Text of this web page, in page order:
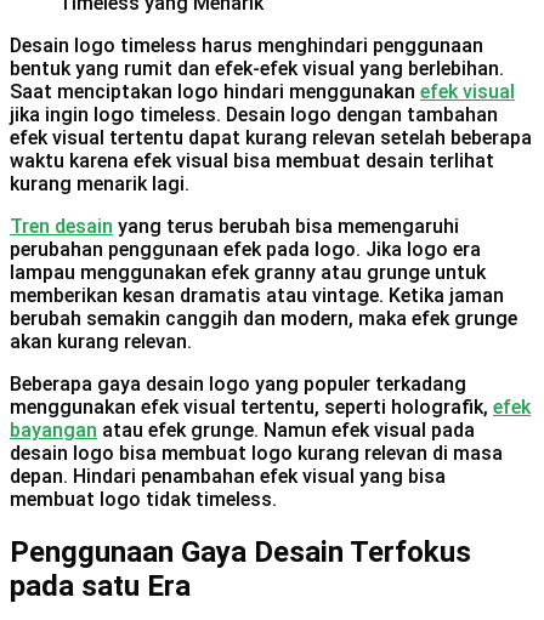
Desain logo timeless harus menghindari penggunaan
bentuk yang rumit dan efek-efek visual yang berlebihan.
Saat menciptakan logo hindari menggunakan efek visual
jika ingin logo timeless. Desain logo dengan tambahan
efek visual tertentu dapat kurang relevan setelah beberapa
waktu karena efek visual bisa membuat desain terlihat
kurang menarik lagi.
Tren desain yang terus berubah bisa memengaruhi
perubahan penggunaan efek pada logo. Jika logo era
lampau menggunakan efek granny atau grunge untuk
memberikan kesan dramatis atau vintage. Ketika jaman
berubah semakin canggih dan modern, maka efek grunge
akan kurang relevan.
Beberapa gaya desain logo yang populer terkadang
menggunakan efek visual tertentu, seperti holografik, efek
bayangan atau efek grunge. Namun efek visual pada
desain logo bisa membuat logo kurang relevan di masa
depan. Hindari penambahan efek visual yang bisa
membuat logo tidak timeless.
Penggunaan Gaya Desain Terfokus
pada satu Era